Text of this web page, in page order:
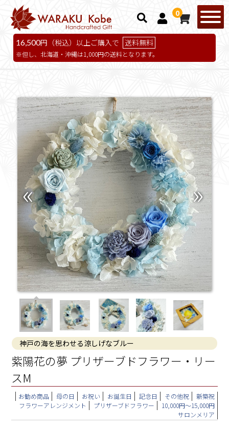
16,500円（税込）以上ご購入で 送料無料
但し、北海道・沖縄は1,000円の送料となります。
0
神戸の海を思わせる涼しげなブルー
紫陽花の夢 プリザーブドフラワー・リー
スM
お勧め商品 母の日 お祝い お誕生日 記念日 その他祝
新築祝
フラワーアレンジメント
プリザーブドフラワー
10,000円～15,000円
サロンメリア